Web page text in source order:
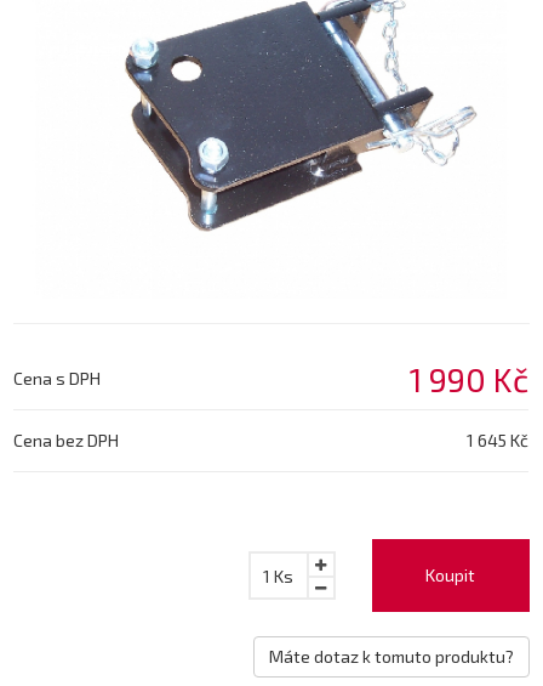
Cena s DPH 1 990 Kč
Cena bez DPH 1 645 Kč
Koupit
1 Ks
Máte dotaz k tomuto produktu?